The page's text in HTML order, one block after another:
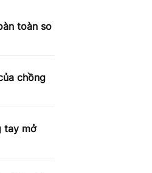
toàn so
chồng
tay mở